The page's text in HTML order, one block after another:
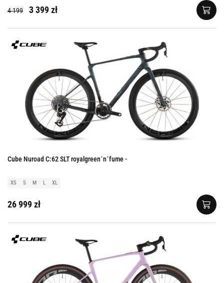
4 199 3 399 zł
Cube Nuroad C:62 SLT royalgreen´n´fume -
XS S M L XL
26 999 zł